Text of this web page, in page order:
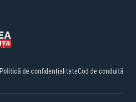
Politică de confidențialitateCod de conduită